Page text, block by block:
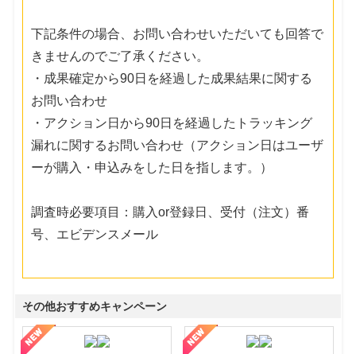
下記条件の場合、お問い合わせいただいても回答で
きませんのでご了承ください。
・成果確定から90日を経過した成果結果に関する
お問い合わせ
・アクション日から90日を経過したトラッキング
漏れに関するお問い合わせ（アクション日はユーザ
ーが購入・申込みをした日を指します。）
調査時必要項目：購入or登録日、受付（注文）番
号、エビデンスメール
その他おすすめキャンペーン